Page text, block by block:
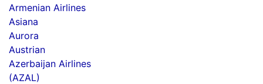
Armenian Airlines
Asiana
Aurora
Austrian
Azerbaijan Airlines
(AZAL)